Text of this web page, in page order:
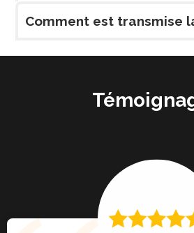
Comment est transmise